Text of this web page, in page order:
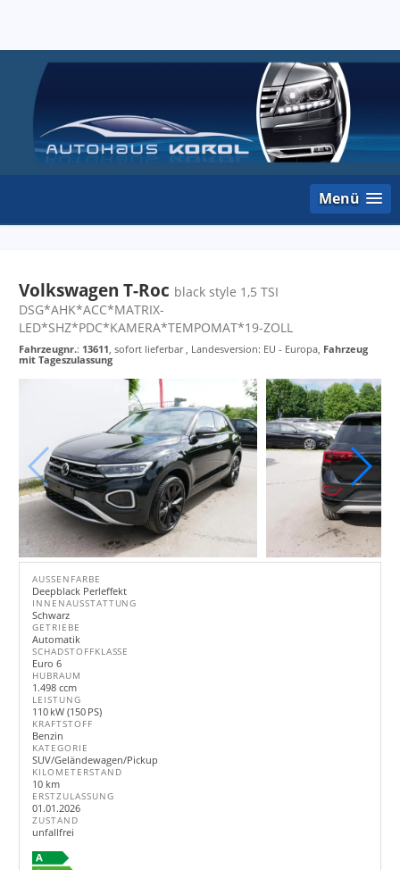
Menü
Volkswagen T-Roc black style 1,5 TSI
DSG*AHK*ACC*MATRIX-
LED*SHZ*PDC*KAMERA*TEMPOMAT*19-ZOLL
Fahrzeugnr.: 13611, sofort lieferbar, Landesversion: EU - Europa, Fahrzeug
mit Tageszulassung
AUSSENFARBE
Deepblack Perleffekt
INNENAUSSTATTUNG
Schwarz
GETRIEBE
Automatik
SCHADSTOFFKLASSE
Euro 6
HUBRAUM
1.498 ccm
LEISTUNG
110 kW (150 PS)
KRAFTSTOFF
Benzin
KATEGORIE
SUV/Geländewagen/Pickup
KILOMETERSTAND
10 km
ERSTZULASSUNG
01.01.2026
ZUSTAND
unfallfrei